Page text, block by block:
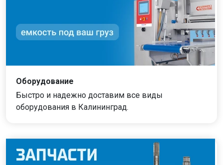
Оборудование
Быстро и надежно доставим все виды
оборудования в Калининград.